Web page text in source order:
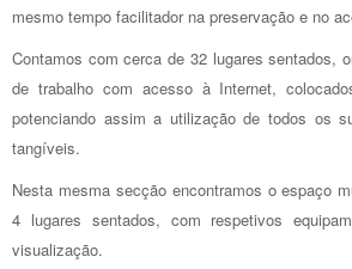
mesmo tempo facilitador na preservação e no
Contamos com cerca de 32 lugares sentados,
de trabalho com acesso à Internet,
potenciando assim a utilização de todos os
tangíveis.
Nesta mesma secção encontramos o espaço
4 lugares sentados, com respetivos
visualização.